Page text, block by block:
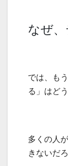
なぜ
では、も
る」はど
多くの人
きないだ